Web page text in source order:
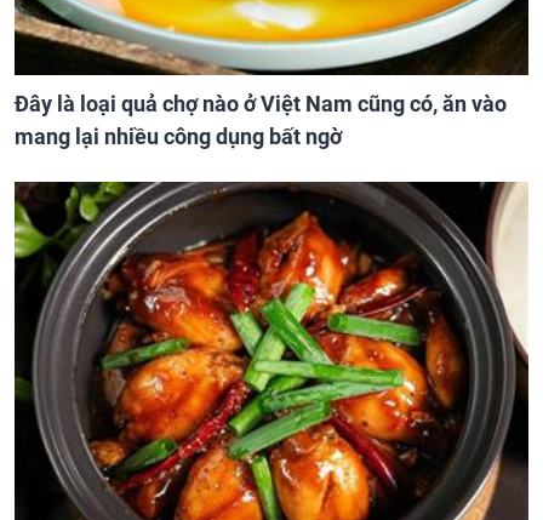
Đây là loại quả chợ nào ở Việt Nam cũng có, ăn vào
mang lại nhiều công dụng bất ngờ